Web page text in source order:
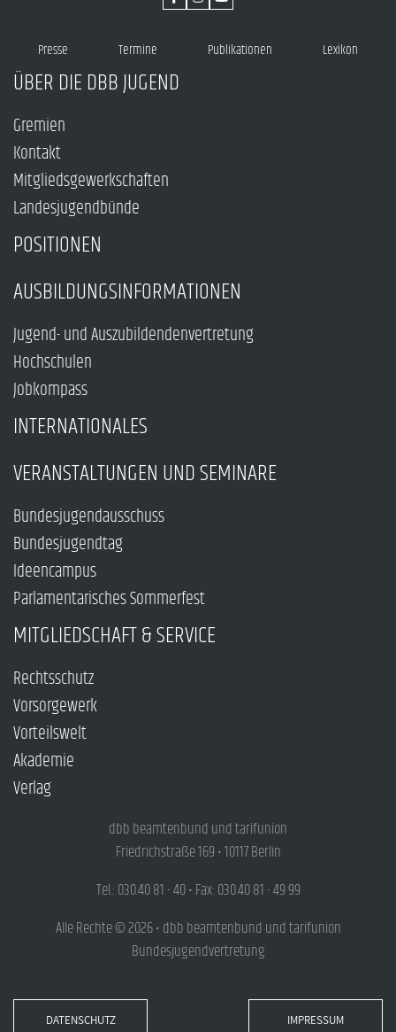
Presse Termine Publikationen Lexikon
ÜBER DIE DBB JUGEND
Gremien
Kontakt
Mitgliedsgewerkschaften
Landesjugendbünde
POSITIONEN
AUSBILDUNGSINFORMATIONEN
Jugend- und Auszubildendenvertretung
Hochschulen
Jobkompass
INTERNATIONALES
VERANSTALTUNGEN UND SEMINARE
Bundesjugendausschuss
Bundesjugendtag
Ideencampus
Parlamentarisches Sommerfest
MITGLIEDSCHAFT & SERVICE
Rechtsschutz
Vorsorgewerk
Vorteilswelt
Akademie
Verlag
dbb beamtenbund und tarifunion
Friedrichstraße 169 • 10117 Berlin
Tel.: 030.40 81 - 40 • Fax: 030.40 81 - 49 99
Alle Rechte © 2026 • dbb beamtenbund und tarifunion
Bundesjugendvertretung
DATENSCHUTZ IMPRESSUM